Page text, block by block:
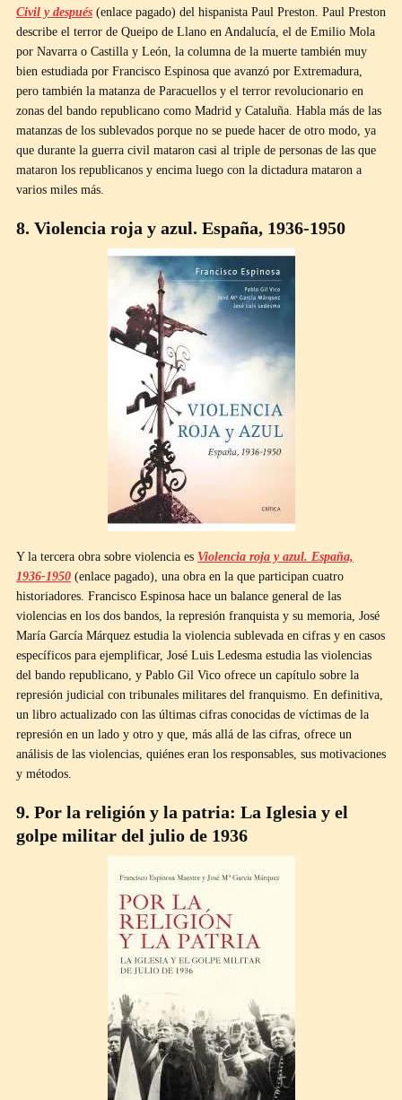
Civil y después (enlace pagado) del hispanista Paul Preston. Paul Preston
describe el terror de Queipo de Llano en Andalucía, el de Emilio Mola
por Navarra o Castilla y León, la columna de la muerte también muy
bien estudiada por Francisco Espinosa que avanzó por Extremadura,
pero también la matanza de Paracuellos y el terror revolucionario en
zonas del bando republicano como Madrid y Cataluña. Habla más de las
matanzas de los sublevados porque no se puede hacer de otro modo, ya
que durante la guerra civil mataron casi al triple de personas de las que
mataron los republicanos y encima luego con la dictadura mataron a
varios miles más.
8. Violencia roja y azul. España, 1936-1950
Y la tercera obra sobre violencia es Violencia roja y azul. España,
1936-1950 (enlace pagado), una obra en la que participan cuatro
historiadores. Francisco Espinosa hace un balance general de las
violencias en los dos bandos, la represión franquista y su memoria, José
María García Márquez estudia la violencia sublevada en cifras y en casos
específicos para ejemplificar, José Luis Ledesma estudia las violencias
del bando republicano, y Pablo Gil Vico ofrece un capítulo sobre la
represión judicial con tribunales militares del franquismo. En definitiva,
un libro actualizado con las últimas cifras conocidas de víctimas de la
represión en un lado y otro y que, más allá de las cifras, ofrece un
análisis de las violencias, quiénes eran los responsables, sus motivaciones
y métodos.
9. Por la religión y la patria: La Iglesia y el
golpe militar del julio de 1936